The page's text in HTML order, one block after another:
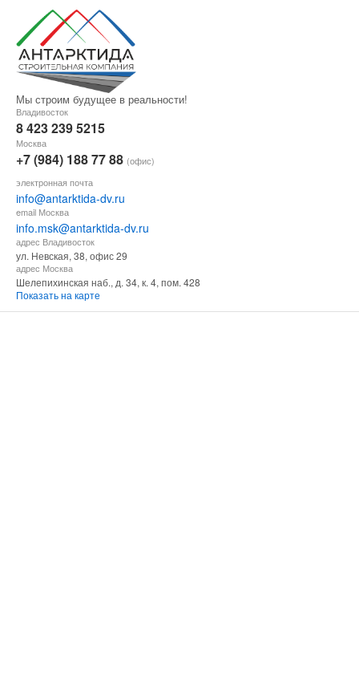
Мы строим будущее в реальности!
Владивосток
8 423 239 5215
Москва
+7 (984) 188 77 88 (офис)
электронная почта
info@antarktida-dv.ru
email Москва
info.msk@antarktida-dv.ru
адрес Владивосток
ул. Невская, 38, офис 29
адрес Москва
Шелепихинская наб., д. 34, к. 4, пом. 428
Показать на карте